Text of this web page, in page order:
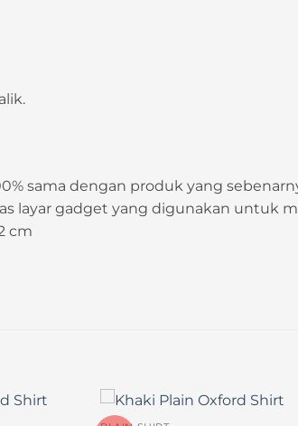
sama dengan produk yang
layar gadget yang digunakan untuk
cm